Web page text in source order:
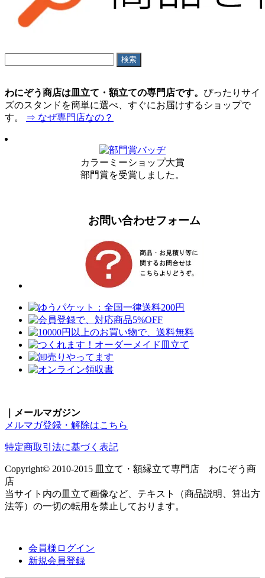
わにぞう商店は皿立て・額立ての専門店です。 ぴったりサイ
ズのスタンドを簡単に選べ、すぐにお届けするショップで
す。
⇒ なぜ専門店なの？
カラーミーショップ大賞
部門賞を受賞しました。
お問い合わせフォーム
｜メールマガジン
メルマガ登録・解除はこちら
特定商取引法に基づく表記
Copyright© 2010-2015 皿立て・額縁立て専門店 わにぞう商
店
当サイト内の皿立て画像など、テキスト（商品説明、算出方
法等）の一切の転用を禁止しております。
会員様ログイン
新規会員登録